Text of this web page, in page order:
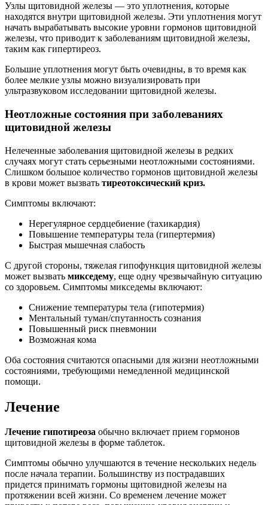
Узлы щитовидной железы — это уплотнения, которые
находятся внутри щитовидной железы. Эти уплотнения могут
начать вырабатывать высокие уровни гормонов щитовидной
железы, что приводит к заболеваниям щитовидной железы,
таким как гипертиреоз.
Большие уплотнения могут быть очевидны, в то время как
более мелкие узлы можно визуализировать при
ультразвуковом исследовании щитовидной железы.
Неотложные состояния при заболеваниях
щитовидной железы
Нелеченные заболевания щитовидной железы в редких
случаях могут стать серьезными неотложными состояниями.
Слишком большое количество гормонов щитовидной железы
в крови может вызвать тиреотоксический криз.
Симптомы включают:
Нерегулярное сердцебиение (тахикардия)
Повышение температуры тела (гипертермия)
Быстрая мышечная слабость
С другой стороны, тяжелая гипофункция щитовидной железы
может вызвать микседему, еще одну чрезвычайную ситуацию
со здоровьем. Симптомы микседемы включают:
Снижение температуры тела (гипотермия)
Ментальный туман/спутанность сознания
Повышенный риск пневмонии
Возможная кома
Оба состояния считаются опасными для жизни неотложными
состояниями, требующими немедленной медицинской
помощи.
Лечение
Лечение гипотиреоза обычно включает прием гормонов
щитовидной железы в форме таблеток.
Симптомы обычно улучшаются в течение нескольких недель
после начала терапии. Большинству из пострадавших
придется принимать гормоны щитовидной железы на
протяжении всей жизни. Со временем лечение может